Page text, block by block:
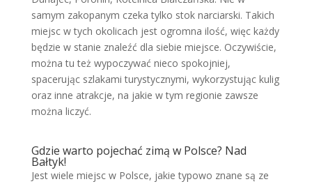
samym zakopanym czeka tylko stok narciarski. Takich
miejsc w tych okolicach jest ogromna ilość, więc każdy
będzie w stanie znaleźć dla siebie miejsce. Oczywiście,
można tu też wypoczywać nieco spokojniej,
spacerując szlakami turystycznymi, wykorzystując kulig
oraz inne atrakcje, na jakie w tym regionie zawsze
można liczyć.
Gdzie warto pojechać zimą w Polsce? Nad
Bałtyk!
Jest wiele miejsc w Polsce, jakie typowo znane są ze